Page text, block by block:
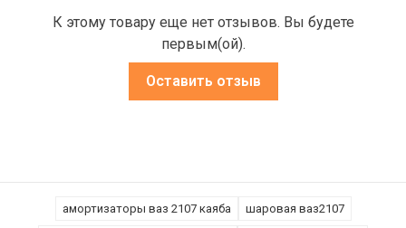
К этому товару еще нет отзывов. Вы будете
первым(ой).
Оставить отзыв
амортизаторы ваз 2107 каяба шаровая ваз2107